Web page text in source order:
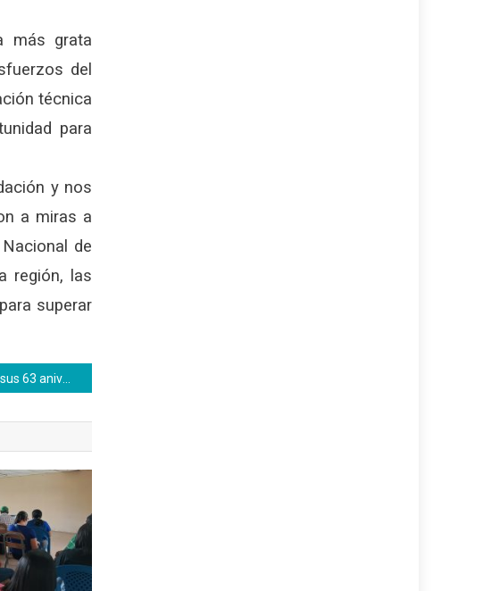
más grata
del
técnica
para
y nos
a miras a
de
región, las
superar